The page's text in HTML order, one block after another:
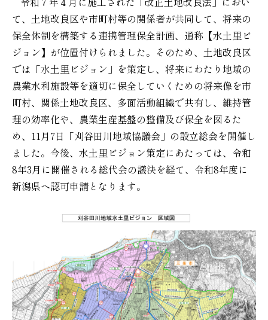
て、土地改良区や市町村等の関係者が共同して、将来の
保全体制を構築する連携管理保全計画、通称【水土里ビ
ジョン】が位置付けられました。 そのため、土地改良区
では「水土里ビジョン」を策定し、将来にわたり地域の
農業水利施設等を適切に保全していくための将来像を市
町村、関係土地改良区、多面活動組織で共有し、維持管
理の効率化や、農業生産基盤の整備及び保全を図るた
め、 11月7日「刈谷田川地域協議会」の設立総会を開催し
ました。今後、水土里ビジョン策定にあたっては、令和
8年3月に開催される総代会の議決を経て、令和8年度に
新潟県へ認可申請となります。